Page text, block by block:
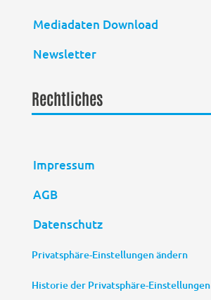
Mediadaten Download
Newsletter
Rechtliches
Impressum
AGB
Datenschutz
Privatsphäre-Einstellungen ändern
Historie der Privatsphäre-Einstellungen